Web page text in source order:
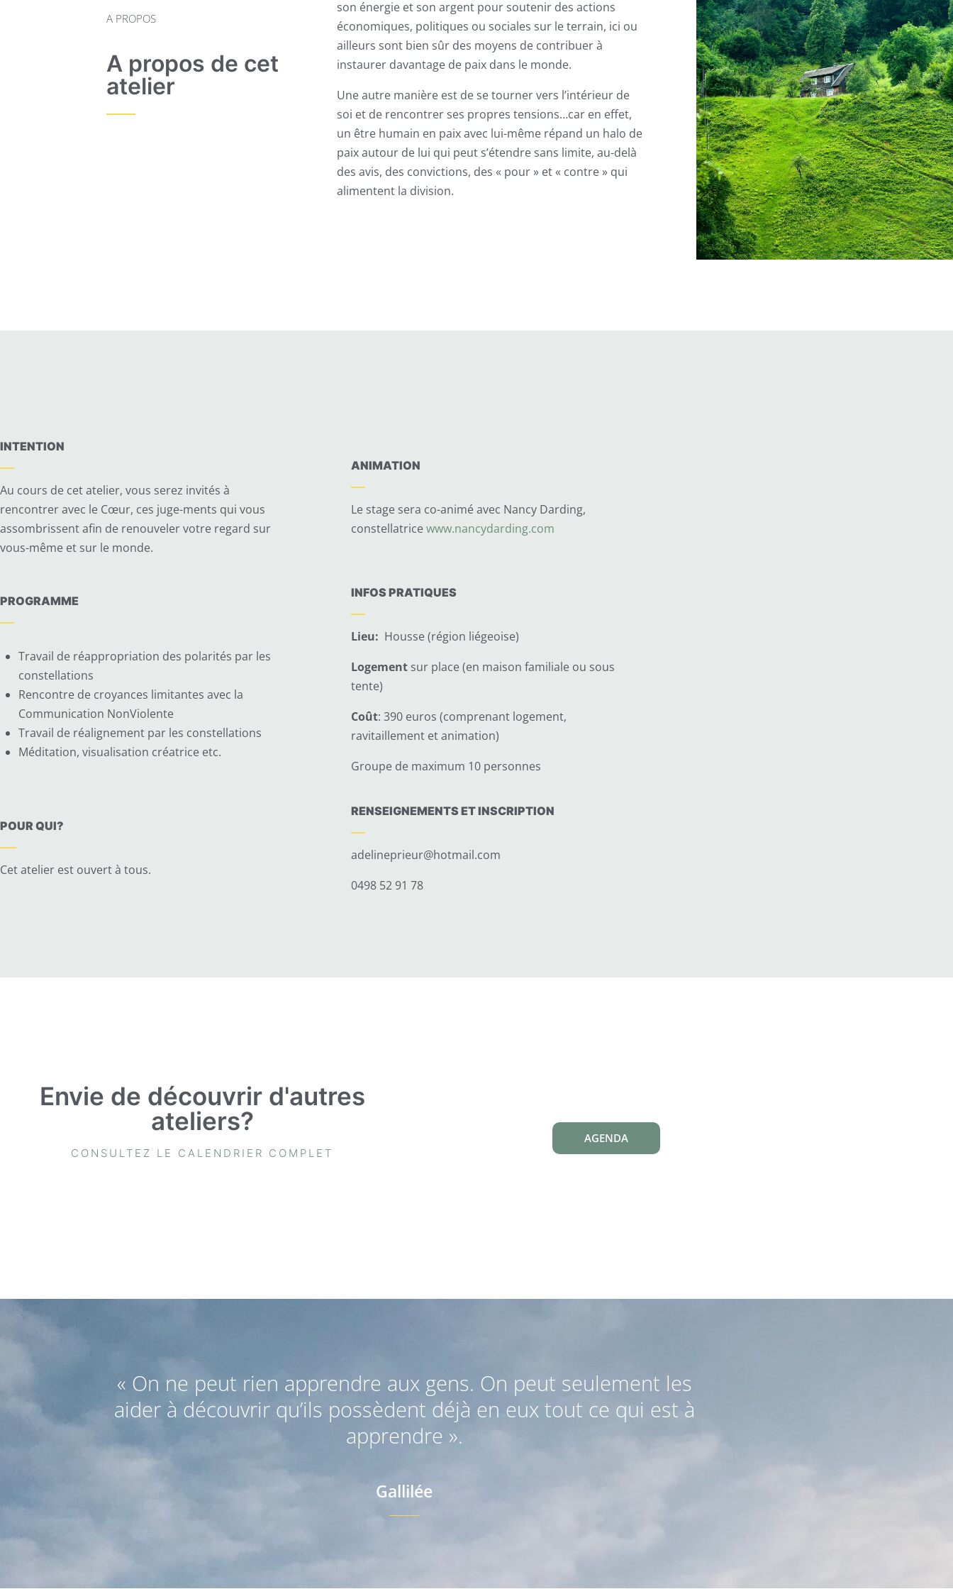
A PROPOS
A propos de cet
atelier
son énergie et son argent pour soutenir des actions
économiques, politiques ou sociales sur le terrain, ici ou
ailleurs sont bien sûr des moyens de contribuer à
instaurer davantage de paix dans le monde.
Une autre manière est de se tourner vers l’intérieur de
soi et de rencontrer ses propres tensions…car en effet,
un être humain en paix avec lui-même répand un halo de
paix autour de lui qui peut s’étendre sans limite, au-delà
des avis, des convictions, des « pour » et « contre » qui
alimentent la division.
INTENTION
Au cours de cet atelier, vous serez invités à
rencontrer avec le Cœur, ces juge-ments qui vous
assombrissent afin de renouveler votre regard sur
vous-même et sur le monde.
ANIMATION
Le stage sera co-animé avec Nancy Darding,
constellatrice www.nancydarding.com
PROGRAMME
Travail de réappropriation des polarités par les
constellations
Rencontre de croyances limitantes avec la
Communication NonViolente
Travail de réalignement par les constellations
Méditation, visualisation créatrice etc.
INFOS PRATIQUES
Lieu: Housse (région liégeoise)
Logement sur place (en maison familiale ou sous
tente)
Coût: 390 euros (comprenant logement,
ravitaillement et animation)
Groupe de maximum 10 personnes
POUR QUI?
Cet atelier est ouvert à tous.
RENSEIGNEMENTS ET INSCRIPTION
adelineprieur@hotmail.com
0498 52 91 78
Envie de découvrir d'autres
ateliers?
CONSULTEZ LE CALENDRIER COMPLET
AGENDA
« On ne peut rien apprendre aux gens. On peut seulement les
aider à découvrir qu’ils possèdent déjà en eux tout ce qui est à
apprendre ».
Gallilée